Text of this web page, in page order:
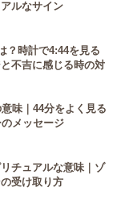
ルなサイン
？時計で4:44を見る
不吉に感じる時の対
味｜44分をよく見る
メッセージ
チュアルな意味｜ゾ
受け取り方